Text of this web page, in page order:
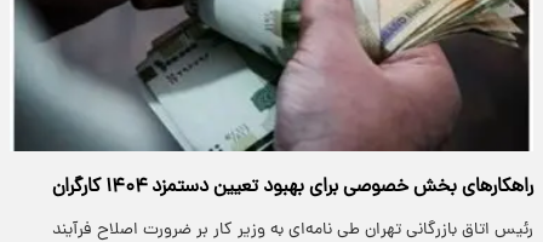
راهکارهای بخش خصوصی برای بهبود تعیین دستمزد ۱۴۰۴ کارگران
رئیس اتاق بازرگانی تهران طی نامه‌ای به وزیر کار بر ضرورت اصلاح فرآیند